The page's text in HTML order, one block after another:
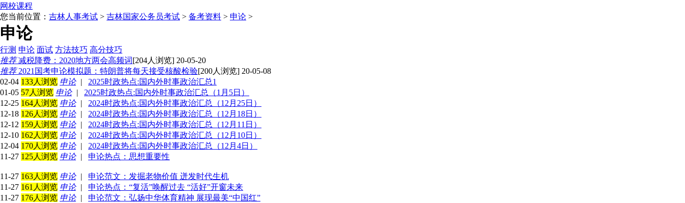
网校课程
您当前位置： 吉林人事考试 > 吉林国家公务员考试 > 备考资料 > 申论 >
申论
行测 申论 面试 方法技巧 高分技巧
推荐减税降费：2020地方两会高频词[204人浏览] 20-05-20
推荐2021国考申论模拟题：特朗普将每天接受核酸检验[200人浏览] 20-05-08
02-04 133人浏览 申论|
2025时政热点:国内外时事政治汇总1
01-05 57人浏览 申论|
2025时政热点:国内外时事政治汇总（1月5日）
12-25 164人浏览 申论|
2024时政热点:国内外时事政治汇总（12月25日）
12-18 126人浏览 申论|
2024时政热点:国内外时事政治汇总（12月18日）
12-12 159人浏览 申论|
2024时政热点:国内外时事政治汇总（12月11日）
12-10 162人浏览 申论|
2024时政热点:国内外时事政治汇总（12月10日）
12-04 170人浏览 申论|
2024时政热点:国内外时事政治汇总（12月4日）
11-27 125人浏览 申论| 申论热点：思想重要性
11-27 163人浏览 申论|
申论范文：发掘老物价值 迸发时代生机
11-27 161人浏览 申论|
申论热点：“复活”唤醒过去 “活好”开窗未来
11-27 176人浏览 申论|
申论范文：弘扬中华体育精神 展现最美“中国红”